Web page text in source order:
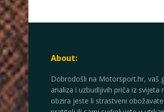
About:
Dobrodošli na Motorsport.hr, vaš
analiza i uzbudljivih priča iz
obzira jeste li strastveni